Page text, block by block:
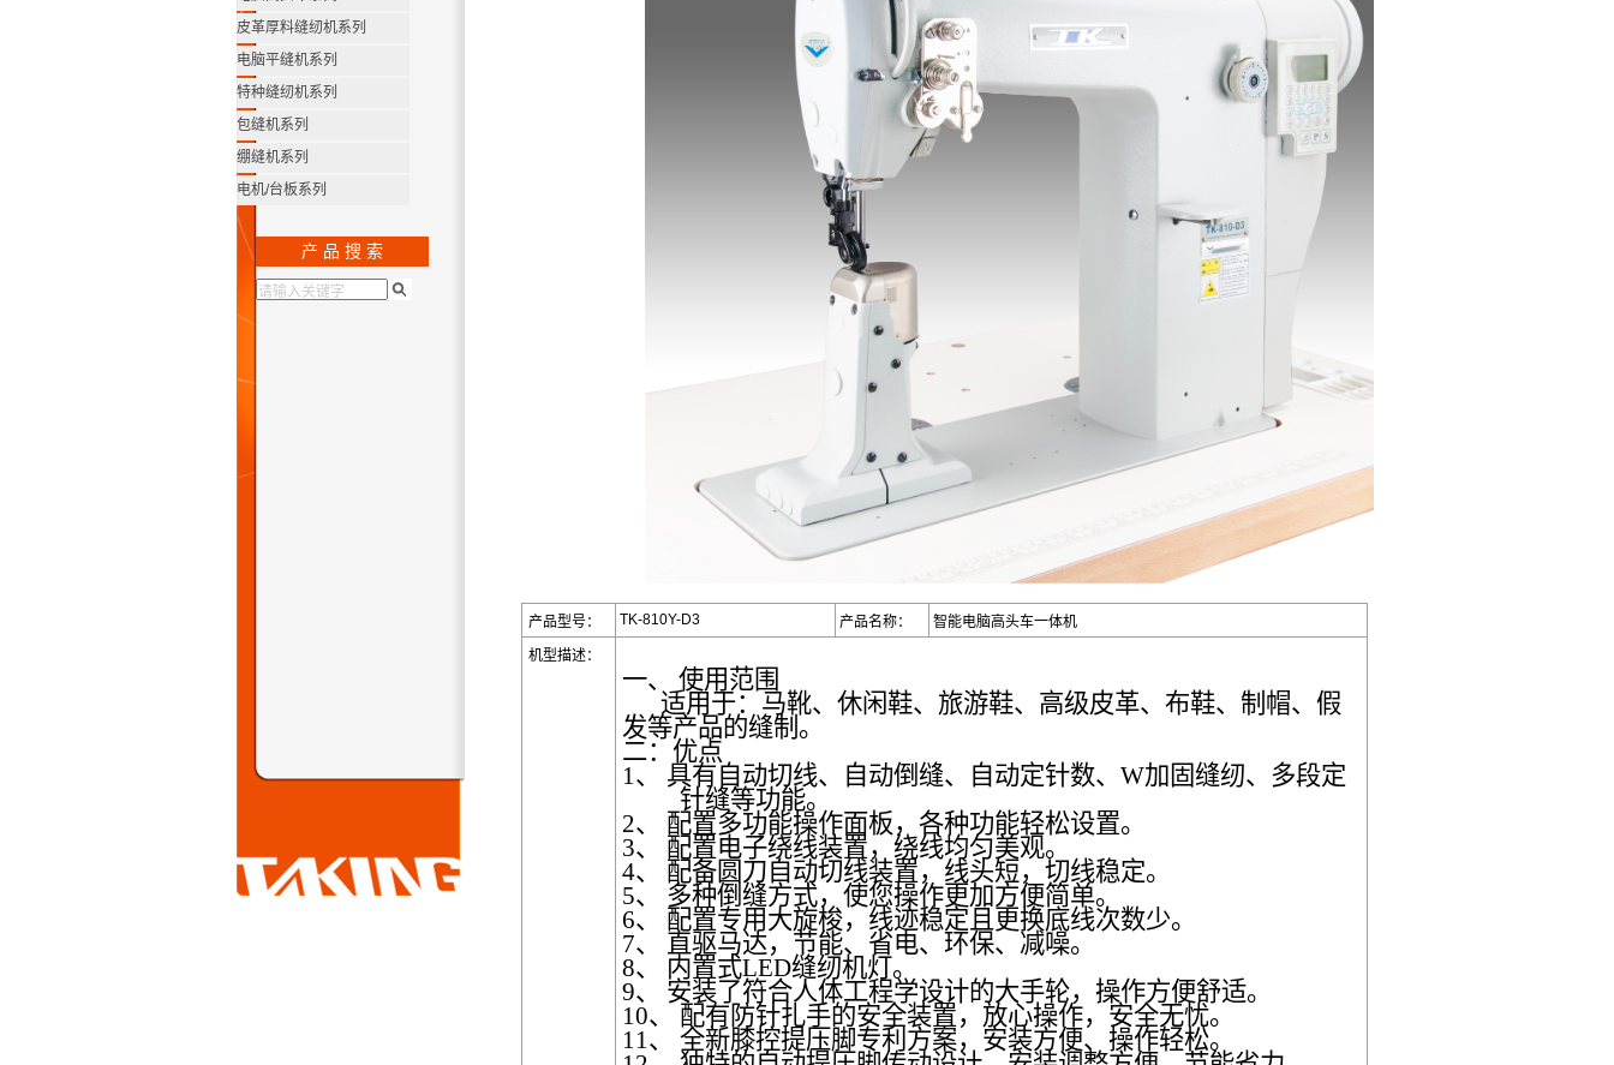
皮革厚料缝纫机系列
电脑平缝机系列
特种缝纫机系列
包缝机系列
绷缝机系列
电机/台板系列
产 品 搜 索
产品型号： TK-810Y-D3 产品名称：
智能电脑高头车一体机
机型描述：
一、 使用范围
适用于：马靴、休闲鞋、旅游鞋、高级皮革、布鞋、制帽、假
发等产品的缝制。
二：优点
1、 具有自动切线、自动倒缝、自动定针数、 W加固缝纫、多段定
针缝等功能。
2、 配置多功能操作面板，各种功能轻松设置。
3、 配置电子绕线装置，绕线均匀美观。
4、 配备圆刀自动切线装置，线头短，切线稳定。
5、 多种倒缝方式， 使您操作更加方便简单。
6、 配置专用大旋梭，线迹稳定且更换底线次数少。
7、 直驱马达，节能、省电、环保、减噪。
8、 内置式LED缝纫机灯。
9、 安装了符合人体工程学设计的大手轮，操作方便舒适。
10、 配有防针扎手的安全装置，放心操作，安全无忧。
11、 全新膝控提压脚专利方案，安装方便、操作轻松。